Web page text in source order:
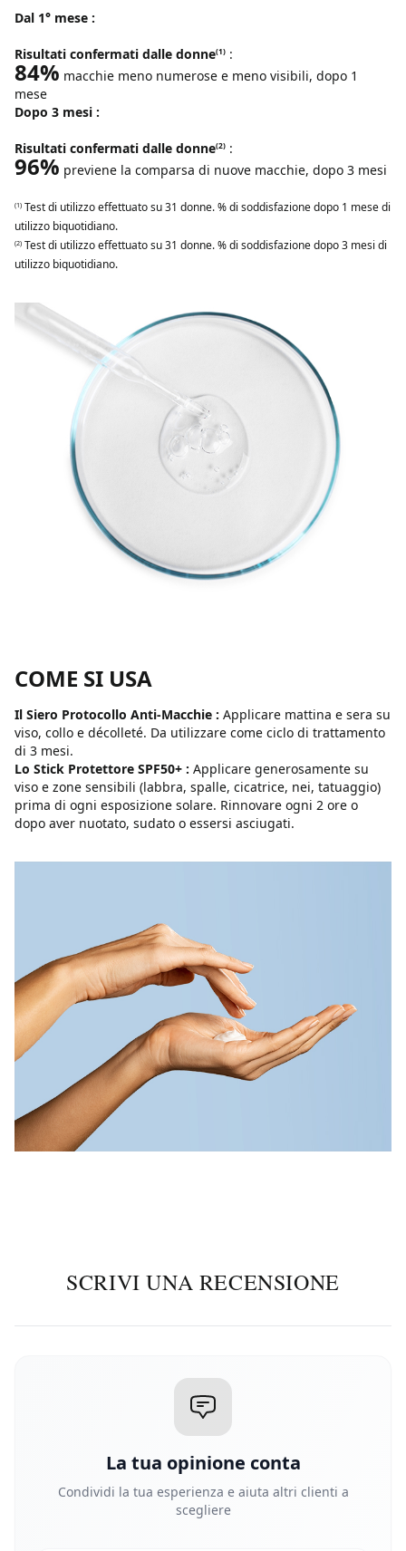
Dal 1° mese :
Risultati confermati dalle donne(1) :
84% macchie meno numerose e meno visibili, dopo 1
mese
Dopo 3 mesi :
Risultati confermati dalle donne(2) :
96% previene la comparsa di nuove macchie, dopo 3 mesi
(1) Test di utilizzo effettuato su 31 donne. % di soddisfazione dopo 1 mese di
utilizzo biquotidiano.
(2) Test di utilizzo effettuato su 31 donne. % di soddisfazione dopo 3 mesi di
utilizzo biquotidiano.
COME SI USA
Il Siero Protocollo Anti-Macchie : Applicare mattina e sera su
viso, collo e décolleté. Da utilizzare come ciclo di trattamento
di 3 mesi.
Lo Stick Protettore SPF50+ : Applicare generosamente su
viso e zone sensibili (labbra, spalle, cicatrice, nei, tatuaggio)
prima di ogni esposizione solare. Rinnovare ogni 2 ore o
dopo aver nuotato, sudato o essersi asciugati.
SCRIVI UNA RECENSIONE
La tua opinione conta
Condividi la tua esperienza e aiuta altri clienti a
scegliere